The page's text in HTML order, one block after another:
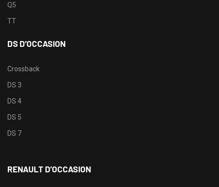
Q5
TT
DS D’OCCASION
Crossback
DS 3
DS 4
DS 5
DS 7
RENAULT D’OCCASION